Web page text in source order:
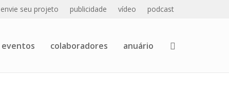
envie seu projeto publicidade vídeo podcast
eventos colaboradores anuário